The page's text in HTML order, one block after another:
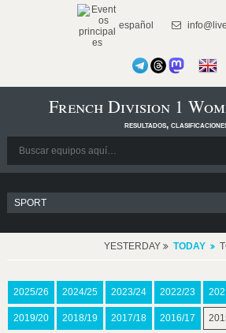
español
French Division 1
resultados,
YESTERDAY TODAY
2025/26 2024/25 2023/24 2022/23
2019/20 2018/19 2017/18 2016/17